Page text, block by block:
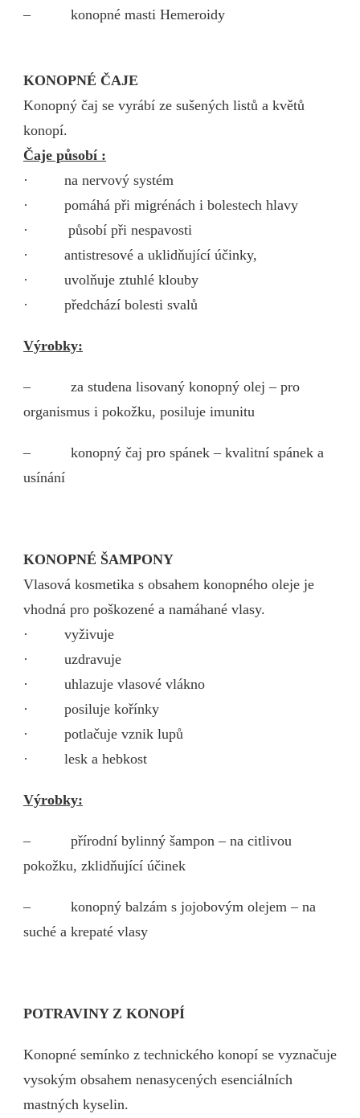
– konopné masti Hemeroidy
KONOPNÉ ČAJE
Konopný čaj se vyrábí ze sušených listů a květů
konopí.
Čaje působí :
· na nervový systém
· pomáhá při migrénách i bolestech hlavy
· působí při nespavosti
· antistresové a uklidňující účinky,
· uvolňuje ztuhlé klouby
· předchází bolesti svalů
Výrobky:
– za studena lisovaný konopný olej – pro
organismus i pokožku, posiluje imunitu
– konopný čaj pro spánek – kvalitní spánek a
usínání
KONOPNÉ ŠAMPONY
Vlasová kosmetika s obsahem konopného oleje je
vhodná pro poškozené a namáhané vlasy.
· vyživuje
· uzdravuje
· uhlazuje vlasové vlákno
· posiluje kořínky
· potlačuje vznik lupů
· lesk a hebkost
Výrobky:
– přírodní bylinný šampon – na citlivou
pokožku, zklidňující účinek
– konopný balzám s jojobovým olejem – na
suché a krepaté vlasy
POTRAVINY Z KONOPÍ
Konopné semínko z technického konopí se vyznačuje
vysokým obsahem nenasycených esenciálních
mastných kyselin.